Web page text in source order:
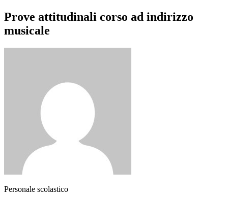
Prove attitudinali corso ad indirizzo
musicale
Personale scolastico